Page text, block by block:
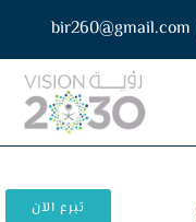
bir260@gmail.com
تبرع الآن